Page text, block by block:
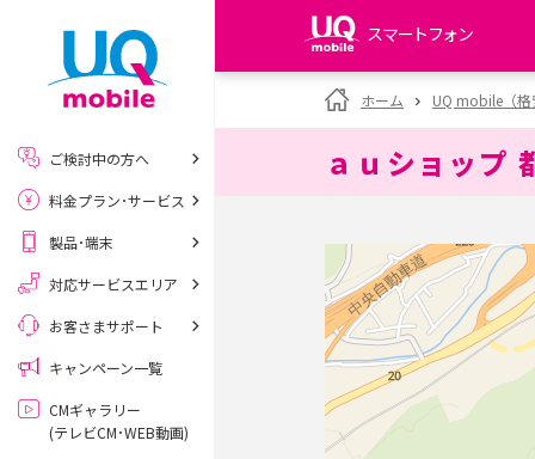
スマートフォン
my UQ WiMAX
UQ WiMAX ご契約の方
My UQ mobile
UQ mobile
データチャージサイト
ホーム UQ mobile（
ａｕショップ
ご検討中の方へ
料金プラン･サービス
製品･端末
対応サービスエリア
お客さまサポート
キャンペーン一覧
CMギャラリー
(テレビCM･WEB動画)